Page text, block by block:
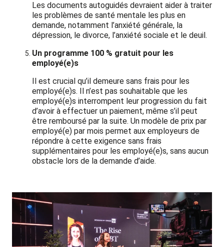
Les documents autoguidés devraient aider à traiter
les problèmes de santé mentale les plus en
demande, notamment l’anxiété générale, la
dépression, le divorce, l’anxiété sociale et le deuil.
Un programme 100 % gratuit pour les
employé(e)s
Il est crucial qu’il demeure sans frais pour les
employé(e)s. Il n’est pas souhaitable que les
employé(e)s interrompent leur progression du fait
d’avoir à effectuer un paiement, même s’il peut
être remboursé par la suite. Un modèle de prix par
employé(e) par mois permet aux employeurs de
répondre à cette exigence sans frais
supplémentaires pour les employé(e)s, sans aucun
obstacle lors de la demande d’aide.